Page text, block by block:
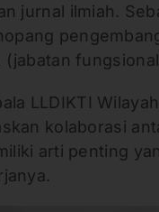
jurnal ilmiah.
(jabatan
LLDIKTI
kolaborasi
arti penting